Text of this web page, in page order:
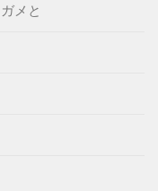
メと